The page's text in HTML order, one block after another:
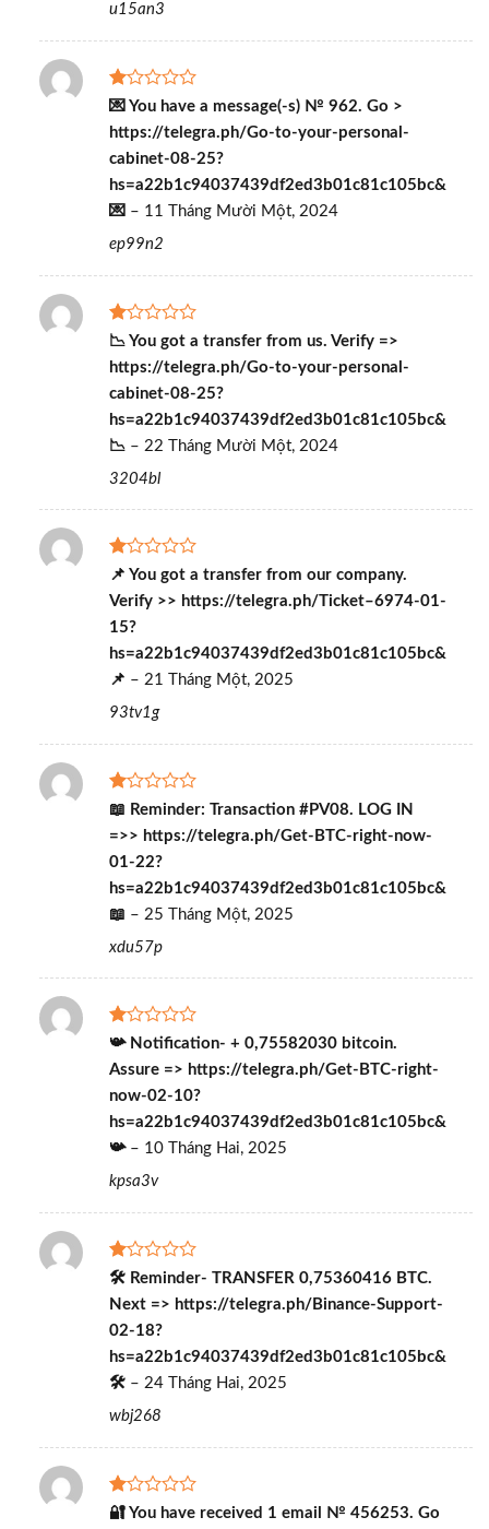
u15an3
Được
hạng
1
sao
💌 You have a message(-s) № 962. Go >
https://telegra.ph/Go-to-your-personal-
cabinet-08-25?
hs=a22b1c94037439df2ed3b01c81c105bc&
💌 – 11 Tháng Mười Một, 2024
ep99n2
Được
hạng
1
sao
📉 You got a transfer from us. Verify =>
https://telegra.ph/Go-to-your-personal-
cabinet-08-25?
hs=a22b1c94037439df2ed3b01c81c105bc&
📉 – 22 Tháng Mười Một, 2024
3204bl
Được
hạng
1
sao
📌 You got a transfer from our company.
Verify >> https://telegra.ph/Ticket–6974-01-
15?
hs=a22b1c94037439df2ed3b01c81c105bc&
📌 – 21 Tháng Một, 2025
93tv1g
Được
hạng
1
sao
📖 Reminder: Transaction #PV08. LOG IN
=>> https://telegra.ph/Get-BTC-right-now-
01-22?
hs=a22b1c94037439df2ed3b01c81c105bc&
📖 – 25 Tháng Một, 2025
xdu57p
Được
hạng
1
sao
📯 Notification- + 0,75582030 bitcoin.
Assure => https://telegra.ph/Get-BTC-right-
now-02-10?
hs=a22b1c94037439df2ed3b01c81c105bc&
📯 – 10 Tháng Hai, 2025
kpsa3v
Được
hạng
1
sao
🛠 Reminder- TRANSFER 0,75360416 BTC.
Next => https://telegra.ph/Binance-Support-
02-18?
hs=a22b1c94037439df2ed3b01c81c105bc&
🛠 – 24 Tháng Hai, 2025
wbj268
Được
🔐 You have received 1 email № 456253. Go